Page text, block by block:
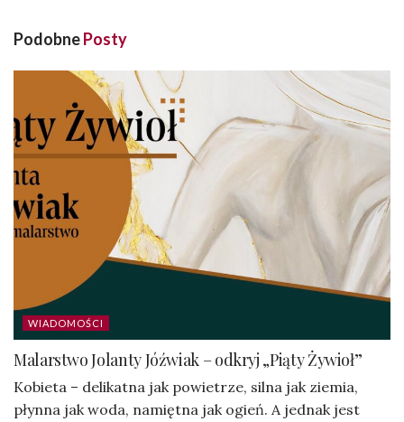
PodobnePosty
WIADOMOŚCI
Malarstwo Jolanty Jóźwiak – odkryj „Piąty Żywioł”
Kobieta – delikatna jak powietrze, silna jak ziemia,
płynna jak woda, namiętna jak ogień. A jednak jest